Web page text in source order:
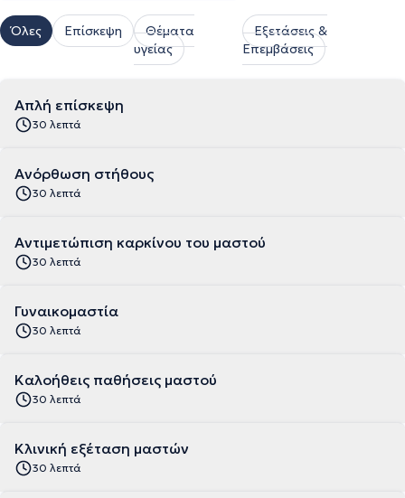
Όλες Επίσκεψη
Θέματα
υγείας
Εξετάσεις &
Επεμβάσεις
Απλή επίσκεψη
30 λεπτά
Ανόρθωση στήθους
30 λεπτά
Αντιμετώπιση καρκίνου του μαστού
30 λεπτά
Γυναικομαστία
30 λεπτά
Καλοήθεις παθήσεις μαστού
30 λεπτά
Κλινική εξέταση μαστών
30 λεπτά